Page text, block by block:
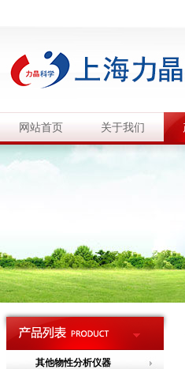
网站首页 关于我们
其他物性分析仪器